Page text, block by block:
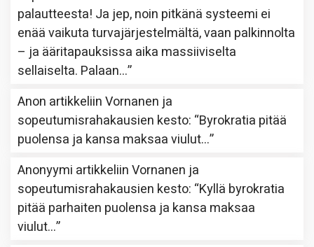
palautteesta! Ja jep, noin pitkänä systeemi ei
enää vaikuta turvajärjestelmältä, vaan palkinnolta
– ja ääritapauksissa aika massiiviselta
sellaiselta. Palaan…”
Anon artikkeliinVornanen ja
sopeutumisrahakausien kesto: “Byrokratia pitää
puolensa ja kansa maksaa viulut…”
Anonyymi artikkeliinVornanen ja
sopeutumisrahakausien kesto: “Kyllä byrokratia
pitää parhaiten puolensa ja kansa maksaa
viulut…”